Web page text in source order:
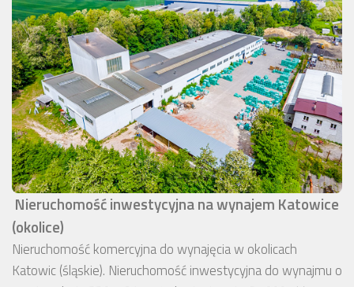
Nieruchomość inwestycyjna na wynajem Katowice
(okolice)
Nieruchomość komercyjna do wynajęcia w okolicach
Katowic (śląskie). Nieruchomość inwestycyjna do wynajmu o